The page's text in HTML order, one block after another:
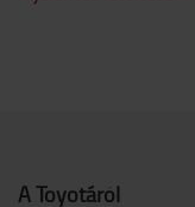
A Toyotáról